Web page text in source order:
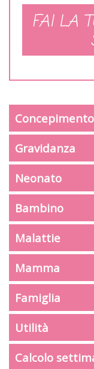
FAI LA
Concepimento
Gravidanza
Neonato
Bambino
Malattie
Mamma
Famiglia
Utilità
Calcolo